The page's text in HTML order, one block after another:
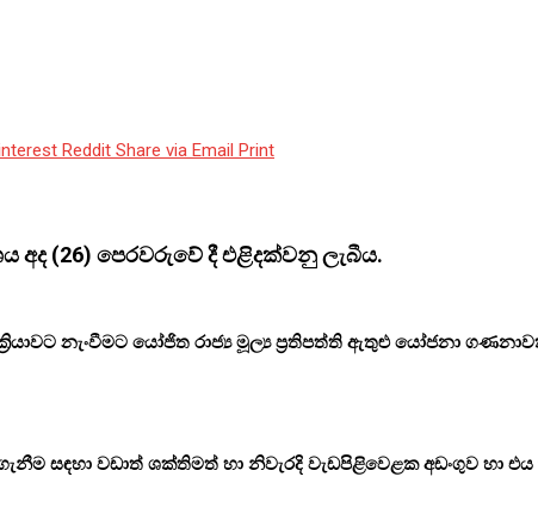
Reddit Share via Email Print
අද (26) පෙරවරුවේ දී එළිදක්වනු ලැබීය.
නැංවීමට යෝජිත රාජ්‍ය මූල්‍ය ප්‍රතිපත්ති ඇතුළු යෝජනා
සඳහා වඩාත් ශක්තිමත් හා නිවැරදි වැඩපිළිවෙළක අඩංගුව හා